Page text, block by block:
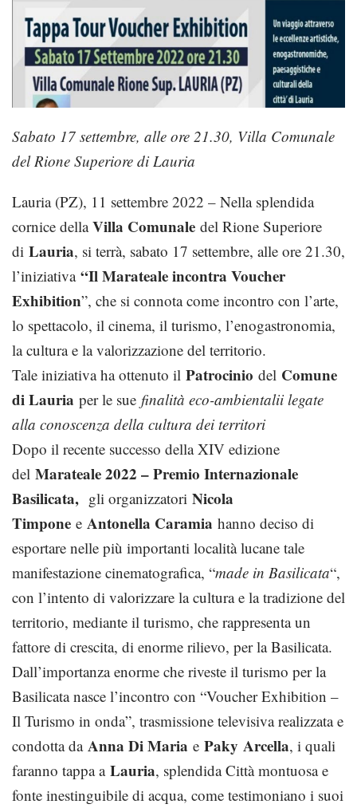
Sabato 17 settembre, alle ore 21.30, Villa Comunale
del Rione Superiore di Lauria
Lauria (PZ), 11 settembre 2022 – Nella splendida
cornice dellaVilla Comunale del Rione Superiore
di Lauria, si terrà, sabato 17 settembre, alle ore 21.30,
l’iniziativa “Il Marateale incontra Voucher
Exhibition”, che si connota come incontro con l’arte,
lo spettacolo, il cinema, il turismo, l’enogastronomia,
la cultura e la valorizzazione del territorio.
Tale iniziativa ha ottenuto il Patrocinio del Comune
di Lauria per le sue finalità eco-ambientalii legate
alla conoscenza della cultura dei territori
Dopo il recente successo della XIV edizione
del Marateale 2022 – Premio Internazionale
Basilicata, gli organizzatori Nicola
Timpone e Antonella Caramia hanno deciso di
esportare nelle più importanti località lucane tale
manifestazione cinematografica, “made in Basilicata“,
con l’intento di valorizzare la cultura e la tradizione del
territorio, mediante il turismo, che rappresenta un
fattore di crescita, di enorme rilievo, per la Basilicata.
Dall’importanza enorme che riveste il turismo per la
Basilicata nasce l’incontro con “Voucher Exhibition –
Il Turismo in onda”, trasmissione televisiva realizzata e
condotta da Anna Di Maria e Paky Arcella, i quali
faranno tappa a Lauria, splendida Città montuosa e
fonte inestinguibile di acqua, come testimoniano i suoi